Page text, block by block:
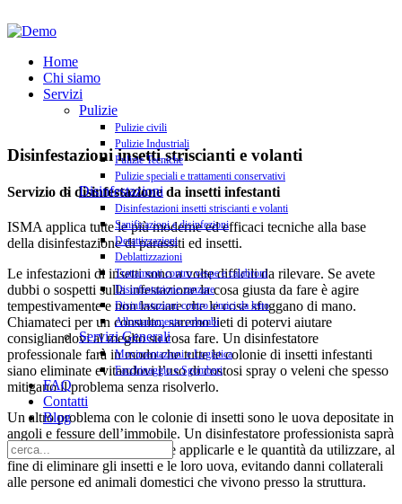
Home
Chi siamo
Servizi
Pulizie
Pulizie civili
Pulizie Industriali
Pulizie Tecniche
Pulizie speciali e trattamenti conservativi
Disinfestazioni
Disinfestazioni insetti striscianti e volanti
Sanificazioni e disinfezioni
Derattizzazioni
Deblattizzazioni
Trattamenti contro vespe e calabroni
Disinfestazione zanzare
Disinfestazioni contro cimici da letto
Allontanamento colombi
Servizi Generali
Movimentazioni e Logistica
Facchinaggio e Sgomberi
FAQ
Contatti
Blog
Disinfestazioni insetti striscianti e volanti
Servizio di disinfestazione da insetti infestanti
ISMA applica tutte le più moderne ed efficaci tecniche alla base
della disinfestazione di parassiti ed insetti.
Le infestazioni di insetti sono a volte difficili da rilevare. Se avete
dubbi o sospetti sulla infestazione la cosa giusta da fare è agire
tempestivamente e non lasciare che le cose sfuggano di mano.
Chiamateci per un consulto, saremo lieti di potervi aiutare
consigliandovi al meglio su cosa fare. Un disinfestatore
professionale farà in modo che tutte le colonie di insetti infestanti
siano eliminate evitandovi l’uso di costosi spray o veleni che spesso
mitigano il problema senza risolverlo.
Un altro problema con le colonie di insetti sono le uova depositate in
angoli e fessure dell’immobile. Un disinfestatore professionista saprà
quali sostanze applicare, dove applicarle e le quantità da utilizzare, al
fine di eliminare gli insetti e le loro uova, evitando danni collaterali
alle persone ed animali domestici che vivono presso la struttura.